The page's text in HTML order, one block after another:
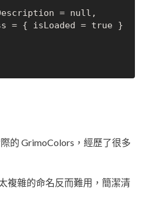
=
null ,
= { isLoaded =
true }
的 GrimoColors，經歷了很多
複雜的命名反而難用，簡潔清